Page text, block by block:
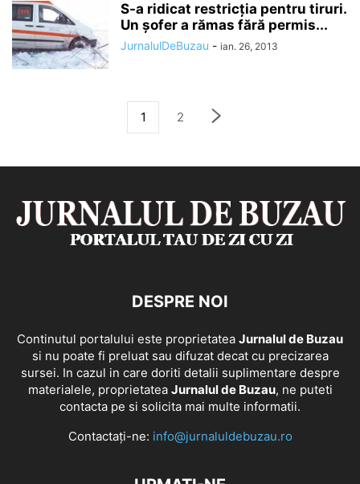
S-a ridicat restricția pentru tiruri.
Un șofer a rămas fără permis...
JurnalulDeBuzau - ian. 26, 2013
1 2
DESPRE NOI
Continutul portalului este proprietatea Jurnalul de Buzau
si nu poate fi preluat sau difuzat decat cu precizarea
sursei. In cazul in care doriti detalii suplimentare despre
materialele, proprietatea Jurnalul de Buzau, ne puteti
contacta pe si solicita mai multe informatii.
Contactați-ne: info@jurnaluldebuzau.ro